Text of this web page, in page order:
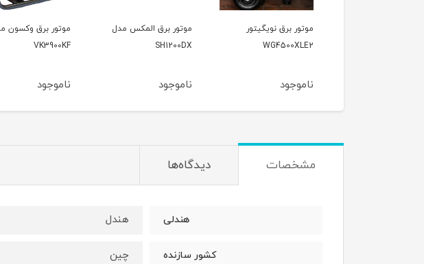
موتور برق المکس مدل
SH1200DX
ناموجود
موتور برق وکسون مدل
VK3900KF
ناموجود
موتور برق کاما مدل
KDE9000
ناموجود
مشخصات دیدگاه‌ها
هندلی هندل
کشور سازنده چین